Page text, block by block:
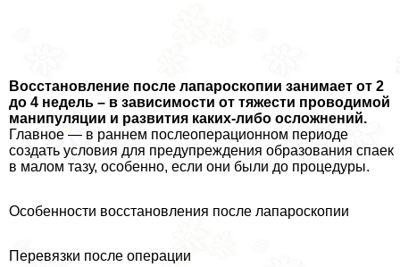
Восстановление после лапароскопии занимает от 2
до 4 недель – в зависимости от тяжести проводимой
манипуляции и развития каких-либо осложнений.
Главное — в раннем послеоперационном периоде
создать условия для предупреждения образования спаек
в малом тазу, особенно, если они были до процедуры.
Особенности восстановления после лапароскопии
Перевязки после операции